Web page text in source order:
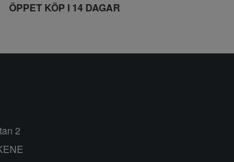
ÖPPET KÖP I 14 DAGAR
2